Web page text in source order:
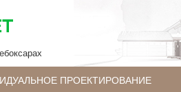
ПРОЕКТИРОВАНИЕ